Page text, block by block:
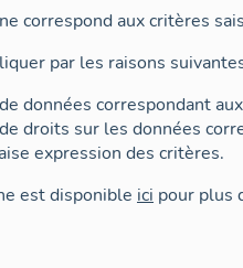
correspond aux critères
par les raisons
données correspondant
droits sur les données
expression des critères.
est disponible ici pour plus